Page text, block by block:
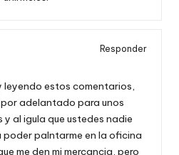
Responder
estos comentarios,
adelantado para unos
al igula que ustedes nadie
poder palntarme en la oficina
me den mi mercancia, pero